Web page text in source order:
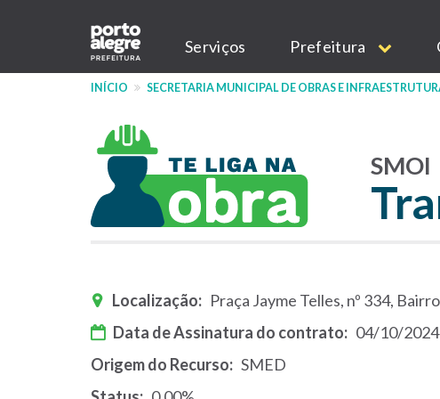
conteúdo
Main
navigation
Serviços Prefeitura
INÍCIO SECRETARIA MUNICIPAL DE OBRAS E
SMOI
Localização
Praça Jayme Telles, nº 334,
Data de Assinatura do contrato
04/10/2024
Origem do Recurso
SMED